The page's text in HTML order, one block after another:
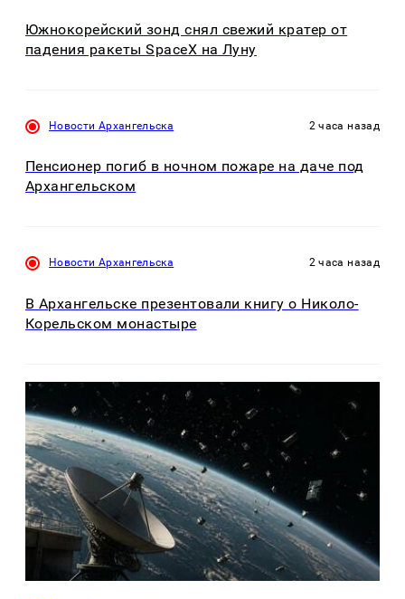
Южнокорейский зонд снял свежий кратер от
падения ракеты SpaceX на Луну
Новости Архангельска 2 часа назад
Пенсионер погиб в ночном пожаре на даче под
Архангельском
Новости Архангельска 2 часа назад
В Архангельске презентовали книгу о Николо-
Корельском монастыре